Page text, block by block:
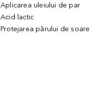
Aplicarea uleiului de par
Acid lactic
Protejarea părului de soare